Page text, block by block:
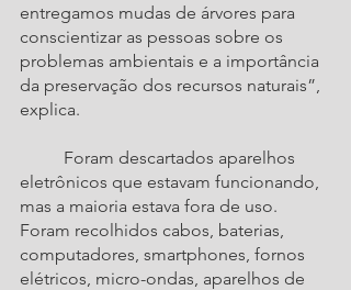
entregamos mudas de árvores para
conscientizar as pessoas sobre os
problemas ambientais e a importância
da preservação dos recursos naturais”,
explica.
eletrônicos que estavam funcionando,
mas a maioria estava fora de uso.
Foram recolhidos cabos, baterias,
computadores, smartphones, fornos
elétricos, micro-ondas, aparelhos de